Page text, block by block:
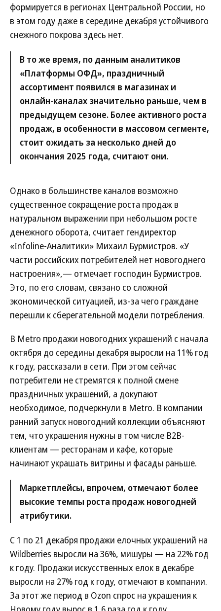
формируется в регионах Центральной России, но
в этом году даже в середине декабря устойчивого
снежного покрова здесь нет.
В то же время, по данным аналитиков
«Платформы ОФД», праздничный
ассортимент появился в магазинах и
онлайн-каналах значительно раньше, чем в
предыдущем сезоне. Более активного роста
продаж, в особенности в массовом сегменте,
стоит ожидать за несколько дней до
окончания 2025 года, считают они.
Однако в большинстве каналов возможно
существенное сокращение роста продаж в
натуральном выражении при небольшом росте
денежного оборота, считает гендиректор
«Infoline-Аналитики» Михаил Бурмистров. «У
части российских потребителей нет новогоднего
настроения»,— отмечает господин Бурмистров.
Это, по его словам, связано со сложной
экономической ситуацией, из-за чего граждане
перешли к сберегательной модели потребления.
В Metro продажи новогодних украшений с начала
октября до середины декабря выросли на 11% год
к году, рассказали в сети. При этом сейчас
потребители не стремятся к полной смене
праздничных украшений, а докупают
необходимое, подчеркнули в Metro. В компании
ранний запуск новогодний коллекции объясняют
тем, что украшения нужны в том числе В2В-
клиентам — ресторанам и кафе, которые
начинают украшать витрины и фасады раньше.
Маркетплейсы, впрочем, отмечают более
высокие темпы роста продаж новогодней
атрибутики.
С 1 по 21 декабря продажи елочных украшений на
Wildberries выросли на 36%, мишуры — на 22% год
к году. Продажи искусственных елок в декабре
выросли на 27% год к году, отмечают в компании.
За этот же период в Ozon спрос на украшения к